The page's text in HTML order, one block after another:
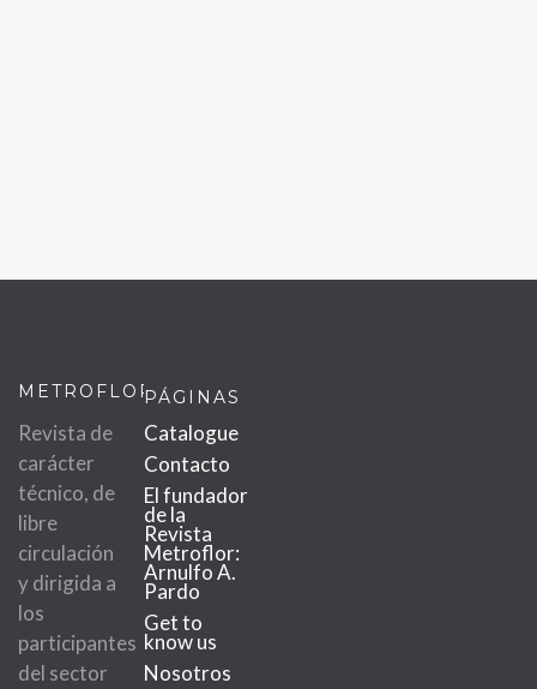
METROFLOR
Revista de
carácter
técnico, de
libre
circulación
y dirigida a
los
participantes
del sector
PÁGINAS
Catalogue
Contacto
El fundador
de la
Revista
Metroflor:
Arnulfo A.
Pardo
Get to
know us
Nosotros